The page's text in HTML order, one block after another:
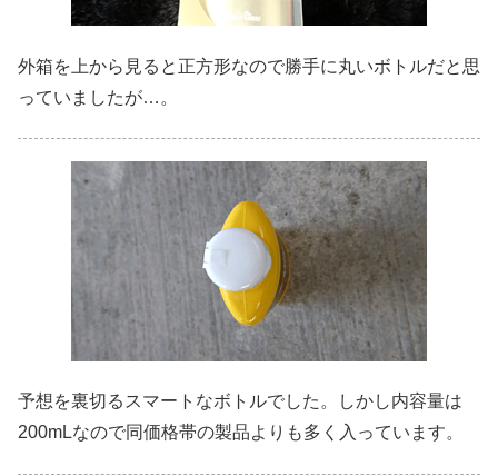
外箱を上から見ると正方形なので勝手に丸いボトルだと思
っていましたが…。
予想を裏切るスマートなボトルでした。しかし内容量は
200mLなので同価格帯の製品よりも多く入っています。